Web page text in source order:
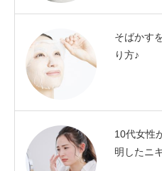
そばかす
り方♪
10代女性
明したニ